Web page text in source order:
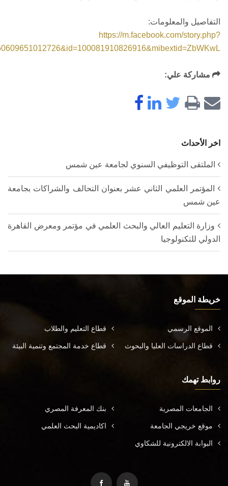
التفاصيل والمعلومات:
https://m.facebook.com/story.php?
مشاركة علي:
اخر الأحداث
الملتقى التوظيفي السنوي لجامعة عين شمس
المؤتمر العلمي الثاني عشر بعنوان التحالف والشراكات بجامعة
عين شمس
وزارة التعليم العالي والبحث العلمي في مؤتمر ومعرض القاهرة
الدولي للتكنولوجيا
خريطة الموقع
الموقع الرسمي قطاع التعليم والطلاب
قطاع الدراسات العليا والبحوث قطاع خدمة المجتمع وتنمية البيئة
روابط تهمك
الجامعات المصرية بنك المعرفة المصري
موقع خريجي الجامعة اكاديمية البحث العلمي
البوابة الالكترونية للشكاوي